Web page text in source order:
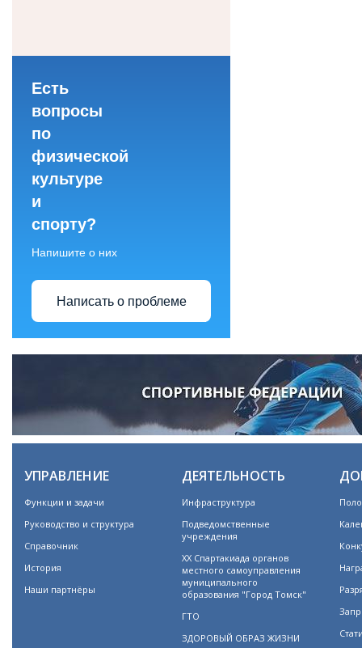
Есть
вопросы
по
физической
культуре
и
спорту?
Напишите о них
Написать о проблеме
УПРАВЛЕНИЕ
Функции и задачи
Руководство и структура
Справочник
История
Наши партнёры
ДЕЯТЕЛЬНОСТЬ
Инфраструктура
Подведомственные
учреждения
XX Спартакиада органов
местного самоуправления
муниципального
образования "Город Томск"
ГТО
ЗДОРОВЫЙ ОБРАЗ ЖИЗНИ